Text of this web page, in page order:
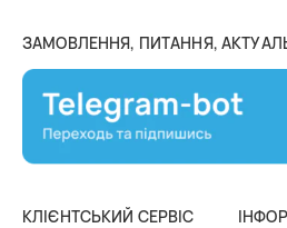
ЗАМОВЛЕННЯ, ПИТАННЯ,
КЛІЄНТСЬКИЙ СЕРВІС